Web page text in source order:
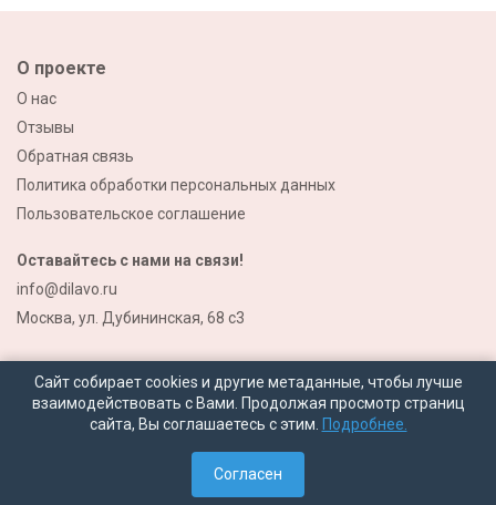
© 2026 Все права защищены
О проекте
О нас
Отзывы
Обратная связь
Политика обработки персональных данных
Пользовательское соглашение
Оставайтесь с нами на связи!
info@dilavo.ru
Москва, ул. Дубининская, 68 с3
Сайт собирает cookies и другие метаданные, чтобы лучше
взаимодействовать с Вами. Продолжая просмотр страниц
сайта, Вы соглашаетесь с этим. Подробнее.
Согласен